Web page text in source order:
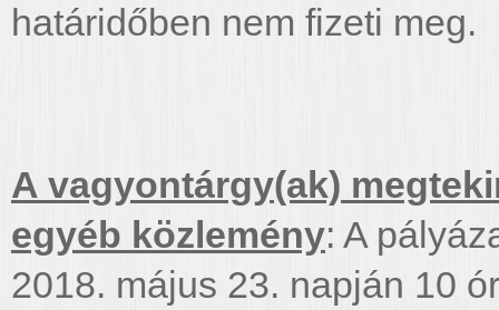
határidőben nem fizeti meg.
A vagyontárgy(ak)
egyéb közlemény: A
2018. május 23. napján 10